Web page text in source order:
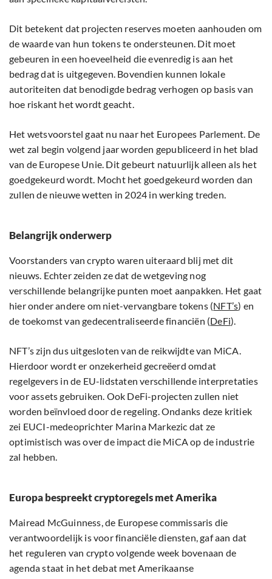
Dit betekent dat projecten reserves moeten aanhouden om
de waarde van hun tokens te ondersteunen. Dit moet
gebeuren in een hoeveelheid die evenredig is aan het
bedrag dat is uitgegeven. Bovendien kunnen lokale
autoriteiten dat benodigde bedrag verhogen op basis van
hoe riskant het wordt geacht.
Het wetsvoorstel gaat nu naar het Europees Parlement. De
wet zal begin volgend jaar worden gepubliceerd in het blad
van de Europese Unie. Dit gebeurt natuurlijk alleen als het
goedgekeurd wordt. Mocht het goedgekeurd worden dan
zullen de nieuwe wetten in 2024 in werking treden.
Belangrijk onderwerp
Voorstanders van crypto waren uiteraard blij met dit
nieuws. Echter zeiden ze dat de wetgeving nog
verschillende belangrijke punten moet aanpakken. Het gaat
hier onder andere om niet-vervangbare tokens (NFT’s) en
de toekomst van gedecentraliseerde financiën (DeFi).
NFT’s zijn dus uitgesloten van de reikwijdte van MiCA.
Hierdoor wordt er onzekerheid gecreëerd omdat
regelgevers in de EU-lidstaten verschillende interpretaties
voor assets gebruiken. Ook DeFi-projecten zullen niet
worden beïnvloed door de regeling. Ondanks deze kritiek
zei EUCI-medeoprichter Marina Markezic dat ze
optimistisch was over de impact die MiCA op de industrie
zal hebben.
Europa bespreekt cryptoregels met Amerika
Mairead McGuinness, de Europese commissaris die
verantwoordelijk is voor financiële diensten, gaf aan dat
het reguleren van crypto volgende week bovenaan de
agenda staat in het debat met Amerikaanse